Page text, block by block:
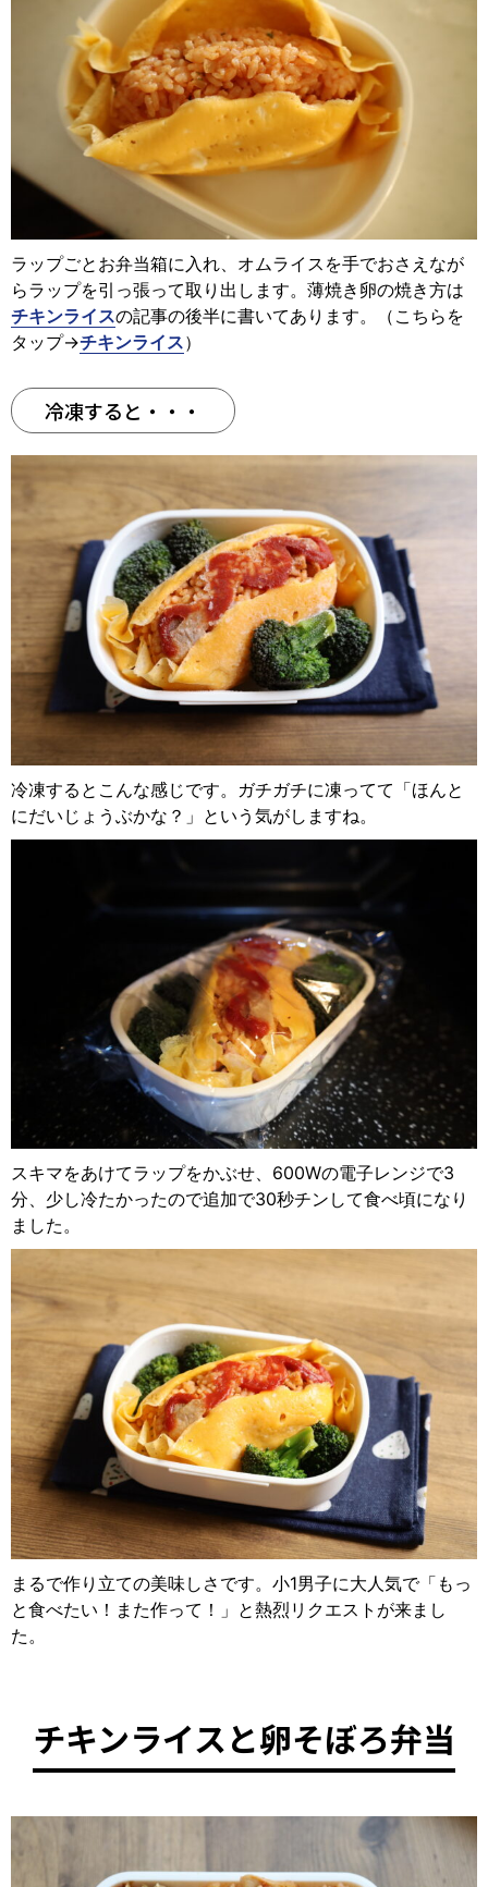
ラップごとお弁当箱に入れ、オムライスを手でおさえなが
らラップを引っ張って取り出します。薄焼き卵の焼き方は
チキンライスの記事の後半に書いてあります。（こちらを
タップ→チキンライス）
冷凍すると・・・
冷凍するとこんな感じです。ガチガチに凍ってて「ほんと
にだいじょうぶかな？」という気がしますね。
スキマをあけてラップをかぶせ、600Wの電子レンジで3
分、少し冷たかったので追加で30秒チンして食べ頃になり
ました。
まるで作り立ての美味しさです。小1男子に大人気で「もっ
と食べたい！また作って！」と熱烈リクエストが来まし
た。
チキンライスと卵そぼろ弁当